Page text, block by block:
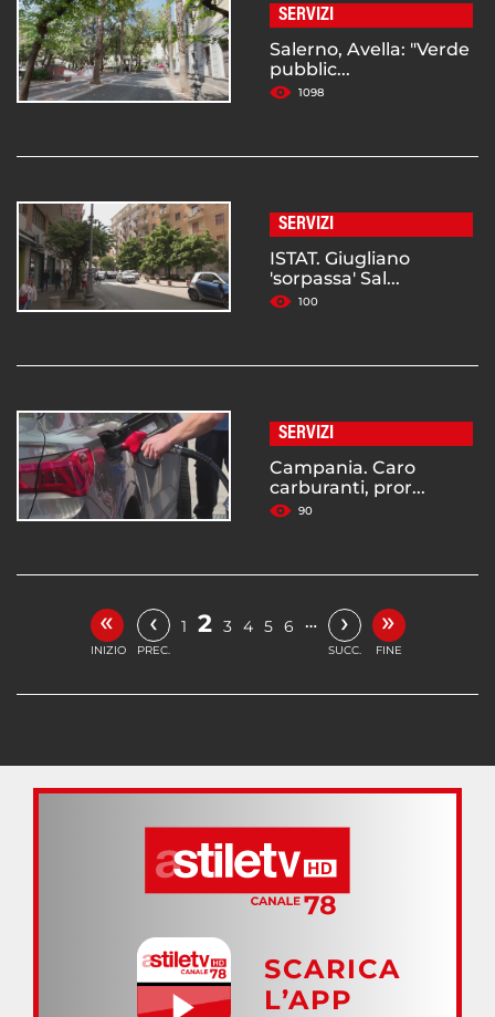
SERVIZI
Salerno, Avella: "Verde
pubblic...
1098
SERVIZI
ISTAT. Giugliano
'sorpassa' Sal...
100
SERVIZI
Campania. Caro
carburanti, pror...
90
«
INIZIO
‹
PREC.
1 2 3 4 5 6 … ›
SUCC.
»
FINE
SCARICA
L’APP